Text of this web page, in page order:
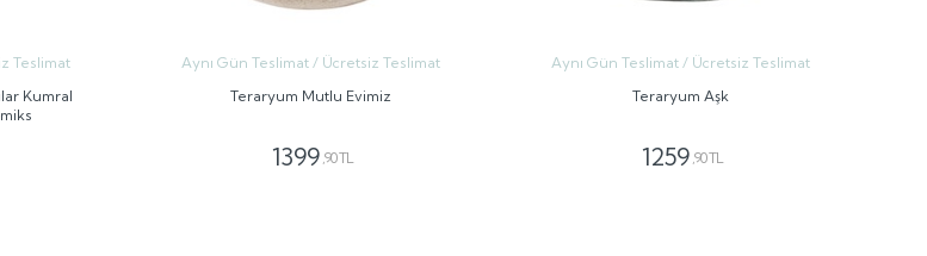
Teslimat
Kumral
Aynı Gün Teslimat / Ücretsiz Teslimat
Teraryum Mutlu Evimiz
1399 ,90 TL
Aynı Gün Teslimat / Ücretsiz Teslimat
Teraryum Aşk
1259 ,90 TL